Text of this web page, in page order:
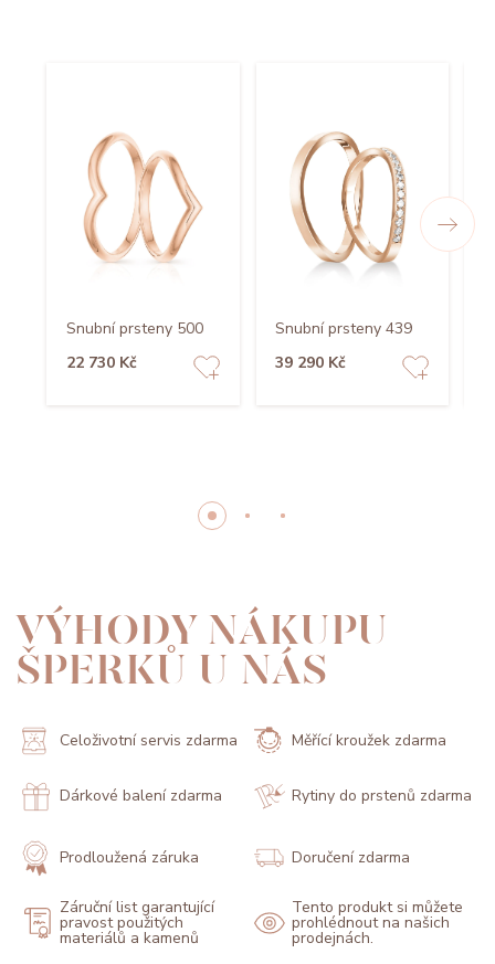
Snubní prsteny 500
22 730 Kč
Snubní prsteny 439
39 290 Kč
VÝHODY NÁKUPU
ŠPERKŮ U NÁS
Celoživotní servis zdarma Měřící kroužek zdarma
Dárkové balení zdarma Rytiny do prstenů zdarma
Prodloužená záruka Doručení zdarma
Záruční list garantující
pravost použitých
materiálů a kamenů
Tento produkt si můžete
prohlédnout na našich
prodejnách.